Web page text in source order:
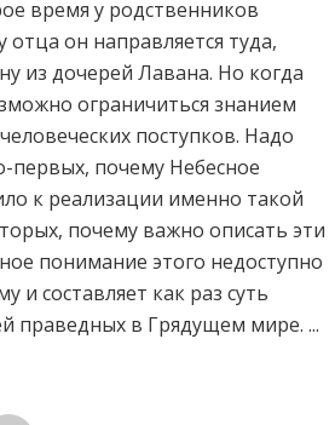
время у родственников
отца он направляется туда,
из дочерей Лавана. Но когда
ограничиться знанием
поступков. Надо
первых, почему Небесное
к реализации именно такой
почему важно описать эти
понимание этого недоступно
и составляет как раз суть
праведных в Грядущем мире. ...